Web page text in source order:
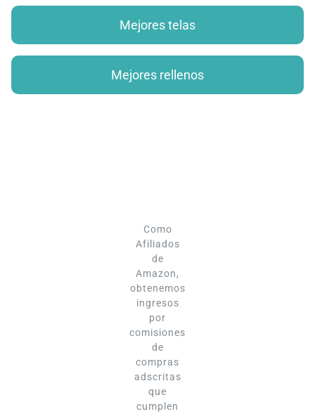
Mejores telas
Mejores rellenos
Como
Afiliados
de
Amazon,
obtenemos
ingresos
por
comisiones
de
compras
adscritas
que
cumplen